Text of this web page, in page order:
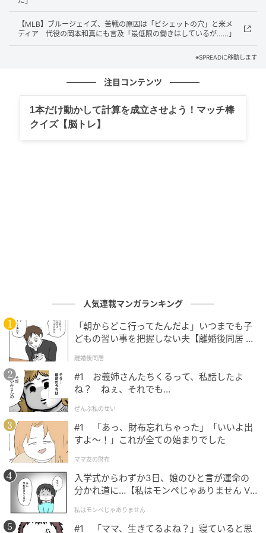
し、マウンドに上がるとそれがよく分かる」とし、そ
の理由として「登板するたび、（持ち球の中で）必ず
何かの球種が機能している。今夜はスイーパーとスラ
自慢の制球力は今季も健在。この試合を含めて、5度先
与えたことはない。若手中心のチームの中で、ベテラ
ンが模範となる投球を披露している。
次の記事
卓球男子の優勝争いにフランスが参戦か「再
びメダルを獲得？」 WTT公式は世界4位の
F・ルブランに太鼓判「キャリア最高」【世界
卓球2026】
の記事をもっとみる
【MLB】ブルージェイズ、苦戦の原因は「ビシェットの穴」と米メ
ディア 代役の岡本和真にも言及「最低限の働きはしているが……」
※SPREADに移動します
注目コンテンツ
1本だけ動かして計算を成立させよう！マッチ棒
クイズ【脳トレ】
人気連載マンガランキング
「朝からどこ行ってたんだよ」いつまでも子
どもの習い事を把握しない夫【離婚後同居 Vo
離婚後同居
#1 お義姉さんたちくるって、私話したよ
ね？ ねぇ、それでも…
ぜんぶ私のせい
#1 「あっ、財布忘れちゃった」「いいよ出
すよ〜！」これが全ての始まりでした
ママ友の財布
入学式からわずか3日、娘のひと言が運命の
分かれ道に…【私はモンペじゃありません Vo
私はモンペじゃありません
#1 「ママ、生きてるよね？」寝ていると思